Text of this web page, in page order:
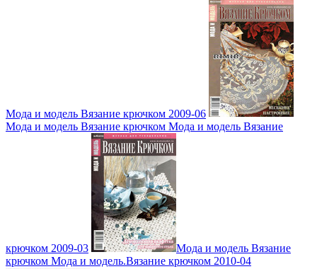
Мода и модель Вязание крючком 2009-06
Мода и модель Вязание крючком Мода и модель Вязание
крючком 2009-03
Мода и модель Вязание
крючком Мода и модель.Вязание крючком 2010-04